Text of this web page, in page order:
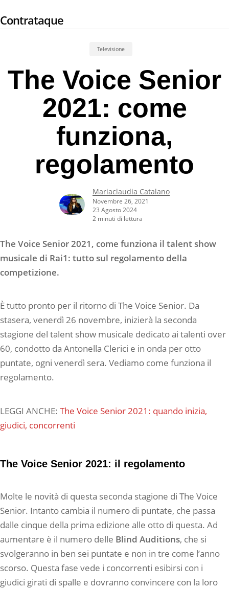
to
Contrataque
Televisione
The Voice Senior
2021: come
funziona,
regolamento
Mariaclaudia Catalano
Novembre 26, 2021
23 Agosto 2024
2 minuti di lettura
The Voice Senior 2021, come funziona il talent show
musicale di Rai1: tutto sul regolamento della
competizione.
È tutto pronto per il ritorno di The Voice Senior. Da
stasera, venerdì 26 novembre, inizierà la seconda
stagione del talent show musicale dedicato ai talenti over
60, condotto da Antonella Clerici e in onda per otto
puntate, ogni venerdì sera. Vediamo come funziona il
regolamento.
LEGGI ANCHE: The Voice Senior 2021: quando inizia,
giudici, concorrenti
The Voice Senior 2021: il regolamento
Molte le novità di questa seconda stagione di The Voice
Senior. Intanto cambia il numero di puntate, che passa
dalle cinque della prima edizione alle otto di questa. Ad
aumentare è il numero delle Blind Auditions, che si
svolgeranno in ben sei puntate e non in tre come l’anno
scorso. Questa fase vede i concorrenti esibirsi con i
giudici girati di spalle e dovranno convincere con la loro